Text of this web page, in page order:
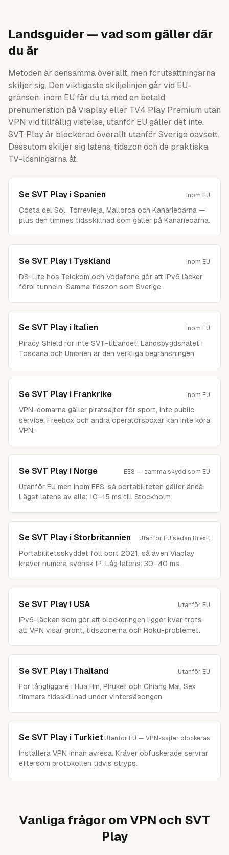
Landsguider — vad som gäller där
du är
Metoden är densamma överallt, men förutsättningarna
skiljer sig. Den viktigaste skiljelinjen går vid EU-
gränsen: inom EU får du ta med en betald
prenumeration på Viaplay eller TV4 Play Premium utan
VPN vid tillfällig vistelse, utanför EU gäller det inte.
SVT Play är blockerad överallt utanför Sverige oavsett.
Dessutom skiljer sig latens, tidszon och de praktiska
TV-lösningarna åt.
Se SVT Play i Spanien Inom EU
Costa del Sol, Torrevieja, Mallorca och Kanarieöarna —
plus den timmes tidsskillnad som gäller på Kanarieöarna.
Se SVT Play i Tyskland Inom EU
DS-Lite hos Telekom och Vodafone gör att IPv6 läcker
förbi tunneln. Samma tidszon som Sverige.
Se SVT Play i Italien Inom EU
Piracy Shield rör inte SVT-tittandet. Landsbygdsnätet i
Toscana och Umbrien är den verkliga begränsningen.
Se SVT Play i Frankrike Inom EU
VPN-domarna gäller piratsajter för sport, inte public
service. Freebox och andra operatörsboxar kan inte köra
VPN.
Se SVT Play i Norge EES — samma skydd som EU
Utanför EU men inom EES, så portabiliteten gäller ändå.
Lägst latens av alla: 10–15 ms till Stockholm.
Se SVT Play i Storbritannien Utanför EU sedan Brexit
Portabilitetsskyddet föll bort 2021, så även Viaplay
kräver numera svensk IP. Låg latens: 30–40 ms.
Se SVT Play i USA Utanför EU
IPv6-läckan som gör att blockeringen ligger kvar trots
att VPN visar grönt, tidszonerna och Roku-problemet.
Se SVT Play i Thailand Utanför EU
För långliggare i Hua Hin, Phuket och Chiang Mai. Sex
timmars tidsskillnad under vintersäsongen.
Se SVT Play i Turkiet Utanför EU — VPN-sajter blockeras
Installera VPN innan avresa. Kräver obfuskerade servrar
eftersom protokollen tidvis stryps.
Vanliga frågor om VPN och SVT
Play